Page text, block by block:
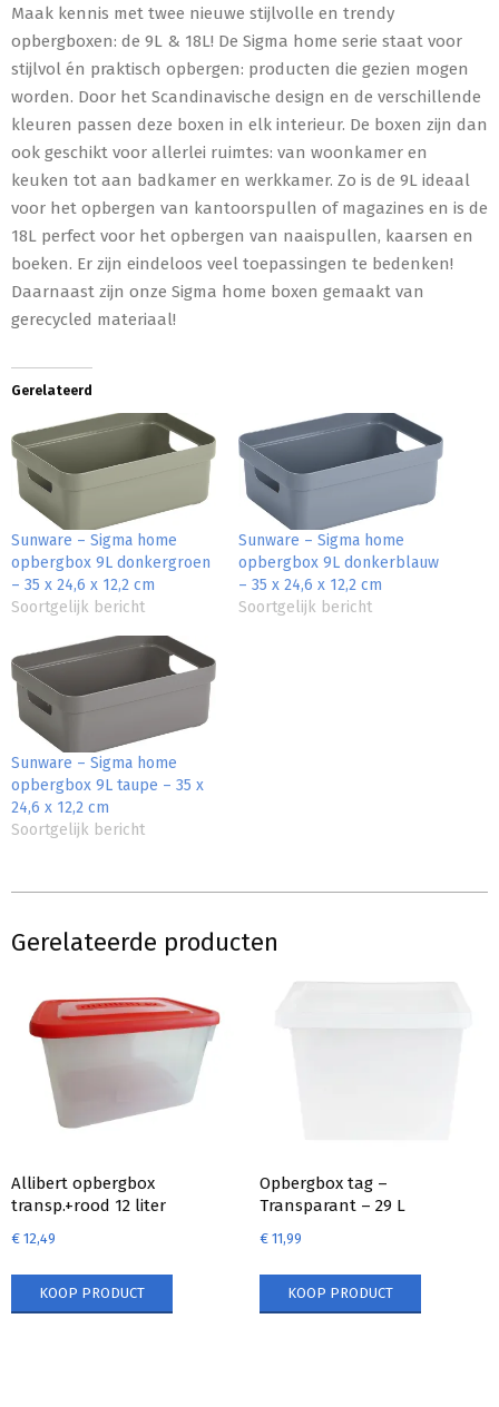
Maak kennis met twee nieuwe stijlvolle en trendy
opbergboxen: de 9L & 18L! De Sigma home serie staat voor
stijlvol én praktisch opbergen: producten die gezien mogen
worden. Door het Scandinavische design en de verschillende
kleuren passen deze boxen in elk interieur. De boxen zijn dan
ook geschikt voor allerlei ruimtes: van woonkamer en
keuken tot aan badkamer en werkkamer. Zo is de 9L ideaal
voor het opbergen van kantoorspullen of magazines en is de
18L perfect voor het opbergen van naaispullen, kaarsen en
boeken. Er zijn eindeloos veel toepassingen te bedenken!
Daarnaast zijn onze Sigma home boxen gemaakt van
gerecycled materiaal!
Gerelateerd
Sunware – Sigma home
opbergbox 9L donkergroen
– 35 x 24,6 x 12,2 cm
Soortgelijk bericht
Sunware – Sigma home
opbergbox 9L donkerblauw
– 35 x 24,6 x 12,2 cm
Soortgelijk bericht
Sunware – Sigma home
opbergbox 9L taupe – 35 x
24,6 x 12,2 cm
Soortgelijk bericht
Gerelateerde producten
Allibert opbergbox
transp.+rood 12 liter
€ 12,49
KOOP PRODUCT
Opbergbox tag –
Transparant – 29 L
€11,99
KOOP PRODUCT